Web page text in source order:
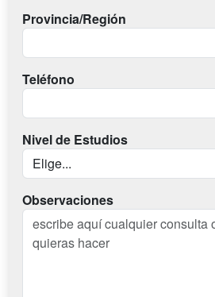
Provincia/Región
Teléfono
Nivel de Estudios
Observaciones